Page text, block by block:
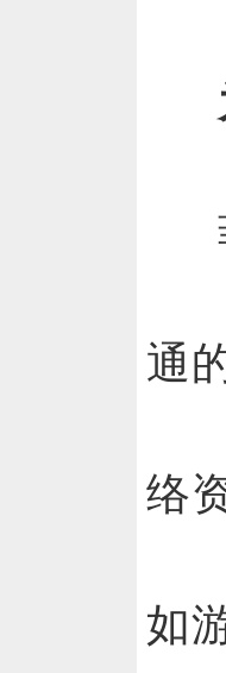
通
络
如